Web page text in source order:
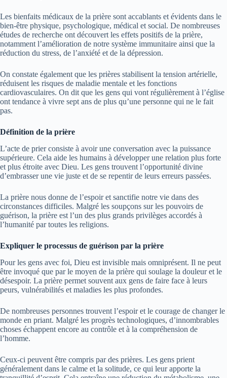
Les bienfaits médicaux de la prière sont accablants et évidents dans le
bien-être physique, psychologique, médical et social. De nombreuses
études de recherche ont découvert les effets positifs de la prière,
notamment l’amélioration de notre système immunitaire ainsi que la
réduction du stress, de l’anxiété et de la dépression.
On constate également que les prières stabilisent la tension artérielle,
réduisent les risques de maladie mentale et les fonctions
cardiovasculaires. On dit que les gens qui vont régulièrement à l’église
ont tendance à vivre sept ans de plus qu’une personne qui ne le fait
pas.
Définition de la prière
L’acte de prier consiste à avoir une conversation avec la puissance
supérieure. Cela aide les humains à développer une relation plus forte
et plus étroite avec Dieu. Les gens trouvent l’opportunité divine
d’embrasser une vie juste et de se repentir de leurs erreurs passées.
La prière nous donne de l’espoir et sanctifie notre vie dans des
circonstances difficiles. Malgré les soupçons sur les pouvoirs de
guérison, la prière est l’un des plus grands privilèges accordés à
l’humanité par toutes les religions.
Expliquer le processus de guérison par la prière
Pour les gens avec foi, Dieu est invisible mais omniprésent. Il ne peut
être invoqué que par le moyen de la prière qui soulage la douleur et le
désespoir. La prière permet souvent aux gens de faire face à leurs
peurs, vulnérabilités et maladies les plus profondes.
De nombreuses personnes trouvent l’espoir et le courage de changer le
monde en priant. Malgré les progrès technologiques, d’innombrables
choses échappent encore au contrôle et à la compréhension de
l’homme.
Ceux-ci peuvent être compris par des prières. Les gens prient
généralement dans le calme et la solitude, ce qui leur apporte la